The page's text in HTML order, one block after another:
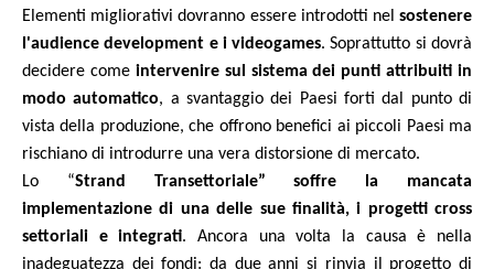
Elementi migliorativi dovranno essere introdotti nel sostenere
l'audience development e i videogames. Soprattutto si dovrà
decidere come intervenire sul sistema dei punti attribuiti in
modo automatico, a svantaggio dei Paesi forti dal punto di
vista della produzione, che offrono benefici ai piccoli Paesi ma
rischiano di introdurre una vera distorsione di mercato.
Lo “Strand Transettoriale”
soffre la mancata
implementazione di una delle sue finalità, i progetti cross
settoriali e integrati. Ancora una volta la causa è nella
inadeguatezza dei fondi: da due anni si rinvia il progetto di